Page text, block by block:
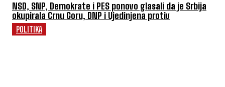
NSD, SNP, Demokrate i PES ponovo glasali da je Srbija
okupirala Crnu Goru, DNP i Ujedinjena protiv
POLITIKA